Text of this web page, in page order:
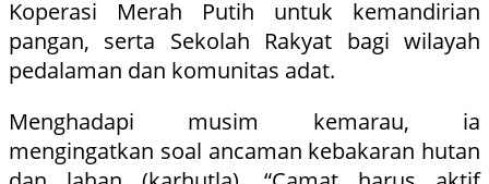
Koperasi Merah Putih untuk kemandirian
pangan, serta Sekolah Rakyat bagi wilayah
pedalaman dan komunitas adat.
Menghadapi musim kemarau, ia
mengingatkan soal ancaman kebakaran hutan